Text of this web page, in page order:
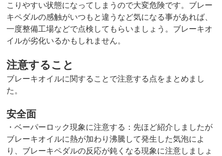
こりやすい状態になってしまうので大変危険です。ブレー
キペダルの感触がいつもと違うなど気になる事があれば、
一度整備工場などで点検してもらいましょう。ブレーキオ
イルが劣化いるかもしれません。
注意すること
ブレーキオイルに関することで注意する点をまとめまし
た。
安全面
・ベーパーロック現象に注意する：先ほど紹介しましたが
ブレーキオイルに熱が加わり沸騰して発生した気泡によ
り、ブレーキペダルの反応が鈍くなる現象に注意しましょ